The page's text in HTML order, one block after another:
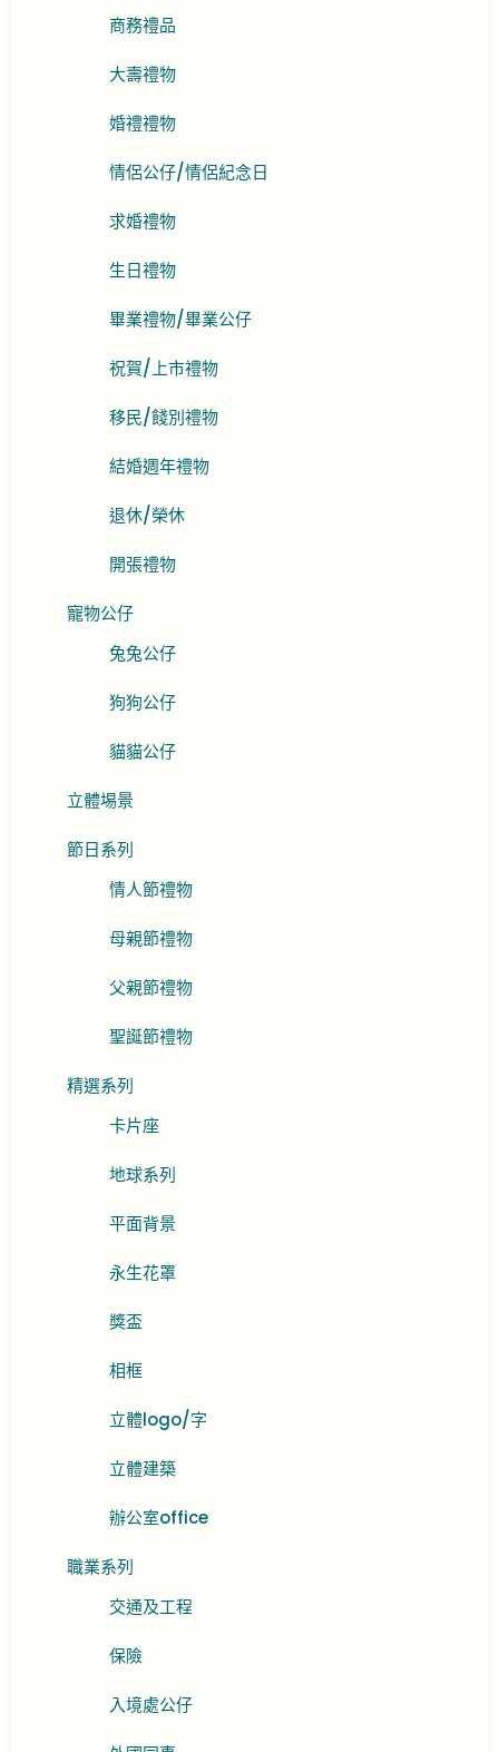
商務禮品
大壽禮物
婚禮禮物
情侶公仔/情侶紀念日
求婚禮物
生日禮物
畢業禮物/畢業公仔
祝賀/上市禮物
移民/餞別禮物
結婚週年禮物
退休/榮休
開張禮物
寵物公仔
兔兔公仔
狗狗公仔
貓貓公仔
立體埸景
節日系列
情人節禮物
母親節禮物
父親節禮物
聖誕節禮物
精選系列
卡片座
地球系列
平面背景
永生花罩
獎盃
相框
立體logo/字
立體建築
辦公室office
職業系列
交通及工程
保險
入境處公仔